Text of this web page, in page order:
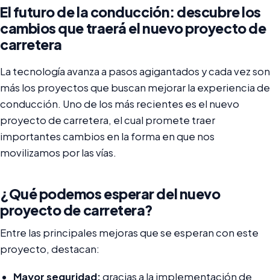
El futuro de la conducción: descubre los
cambios que traerá el nuevo proyecto de
carretera
La tecnología avanza a pasos agigantados y cada vez son
más los proyectos que buscan mejorar la experiencia de
conducción. Uno de los más recientes es el nuevo
proyecto de carretera, el cual promete traer
importantes cambios en la forma en que nos
movilizamos por las vías.
¿Qué podemos esperar del nuevo
proyecto de carretera?
Entre las principales mejoras que se esperan con este
proyecto, destacan:
Mayor seguridad:gracias a la implementación de